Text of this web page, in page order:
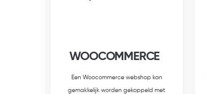
WOOCOMMERCE
Een Woocommerce webshop kan
gemakkelijk worden gekoppeld met